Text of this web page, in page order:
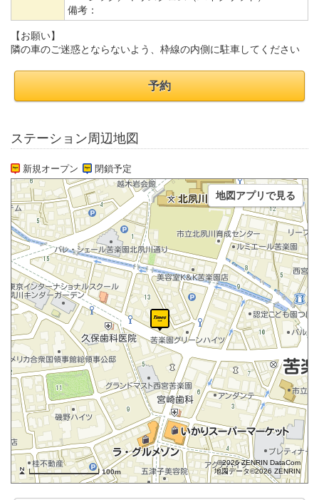
備考：
【お願い】
隣の車のご迷惑とならないよう、枠線の内側に駐車してください
予約
ステーション周辺地図
新規オープン 閉鎖予定
100m
©2026 ZENRIN DataCom
地図データ©2026 ZENRIN
地図アプリで見る